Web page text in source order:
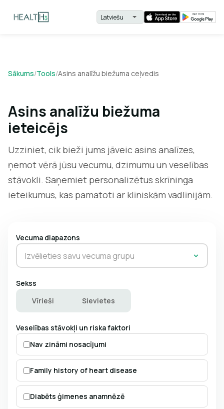
Sākums/Tools/Asins analīžu biežuma ceļvedis
Asins analīžu biežuma
ieteicējs
Uzziniet, cik bieži jums jāveic asins analīzes,
ņemot vērā jūsu vecumu, dzimumu un veselības
stāvokli. Saņemiet personalizētus skrīninga
ieteikumus, kas pamatoti ar klīniskām vadlīnijām.
Vecuma diapazons
Izvēlieties savu vecuma grupu
Sekss
Vīrieši
Sievietes
Veselības stāvokļi un riska faktori
Nav zināmi nosacījumi
Family history of heart disease
Diabēts ģimenes anamnēzē